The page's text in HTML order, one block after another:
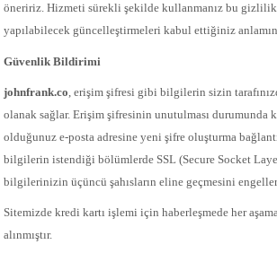
öneririz. Hizmeti sürekli şekilde kullanmanız bu
yapılabilecek güncelleştirmeleri kabul ettiğiniz
Güvenlik Bildirimi
johnfrank.co, erişim şifresi gibi bilgilerin sizin
olanak sağlar. Erişim şifresinin unutulması durumunda
olduğunuz e-posta adresine yeni şifre oluşturma
bilgilerin istendiği bölümlerde SSL (Secure Socket
bilgilerinizin üçüncü şahısların eline geçmesini
Sitemizde kredi kartı işlemi için haberleşmede her
alınmıştır.